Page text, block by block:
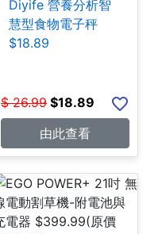
Diyife 營養分析智
慧型食物電子秤
$18.89
$ 26.99 $18.89
由此查看